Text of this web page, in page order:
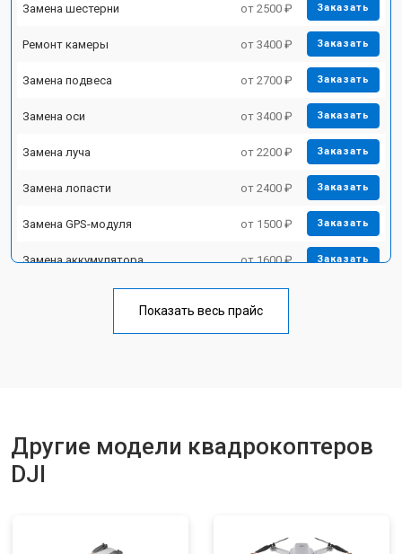
Замена шестерни от 2500 ₽ Заказать
Ремонт камеры от 3400 ₽ Заказать
Замена подвеса от 2700 ₽ Заказать
Замена оси от 3400 ₽ Заказать
Замена луча от 2200 ₽ Заказать
Замена лопасти от 2400 ₽ Заказать
Замена GPS-модуля от 1500 ₽ Заказать
Замена аккумулятора от 1600 ₽ Заказать
от 1800 ₽
Показать весь прайс
Другие модели квадрокоптеров
DJI